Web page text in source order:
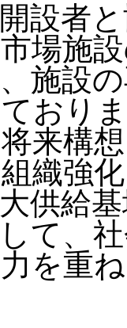
設者
場施
施設
おり
来構
織強
供給
て、
を重